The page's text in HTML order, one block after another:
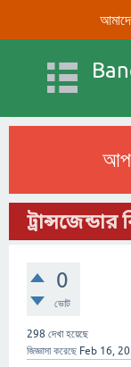
ট্রান্সজেন্ডার
0
ভোট
298 দেখা হয়েছে
জিজ্ঞাসা করেছে Feb 16,